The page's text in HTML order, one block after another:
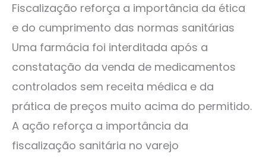
Fiscalização reforça a importância da ética
e do cumprimento das normas sanitárias
Uma farmácia foi interditada após a
constatação da venda de medicamentos
controlados sem receita médica e da
prática de preços muito acima do permitido.
A ação reforça a importância da
fiscalização sanitária no varejo